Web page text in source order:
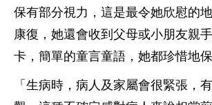
保有部分視力，這是最令她欣慰的
康復，她還會收到父母或小朋友親
卡，簡單的童言童語，她都珍惜地保
「生病時，病人及家屬會很緊張，